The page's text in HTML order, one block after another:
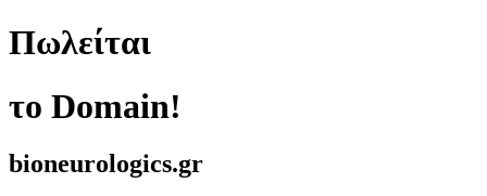
Πωλείται
το Domain!
bioneurologics.gr